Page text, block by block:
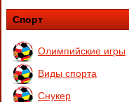
Спорт
Олимпийские игры
Виды спорта
Снукер